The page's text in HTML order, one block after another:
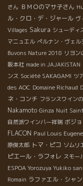
さん ＢＭＯのマサ子さん
ル・クロ・デ・ジャール ヴ
Villages Sakura シューディ
マニュエル ぺルナン・ヴェル
Buvons Nature 2018 リヨン
阪本社 made in JAJAKISTAN
ンス Société SAKAGAMI ツ
des AOC Domaine Richaud
ネ・コンチ フランスワイン
Nakamoto Ginza Nuit
自然派ワインバー祥瑞 ボジ
FLACON Paul Louis Eugene
原俊太郎 トマ・ピコ ソムリ
ピエール・ラフォレ スモー
ESPOA Yorozuya Yukiko san
Romain ラファエル・シャ